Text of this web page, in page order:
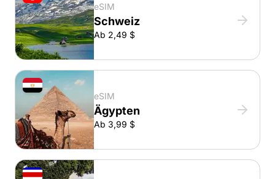
eSIM
Schweiz
Ab 2,49 $
eSIM
Ägypten
Ab 3,99 $